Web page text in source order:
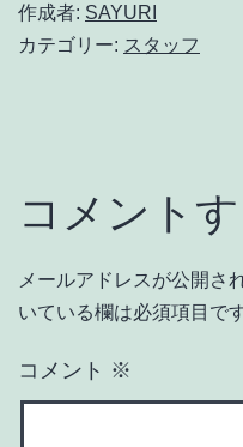
作成者: SAYURI
カテゴリー: スタッフ
コメント
メールアドレスが公開さ
いている欄は必須項目で
コメント ※